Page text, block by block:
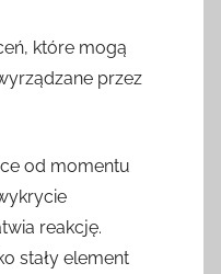
które mogą
przez
od momentu
reakcję.
stały element